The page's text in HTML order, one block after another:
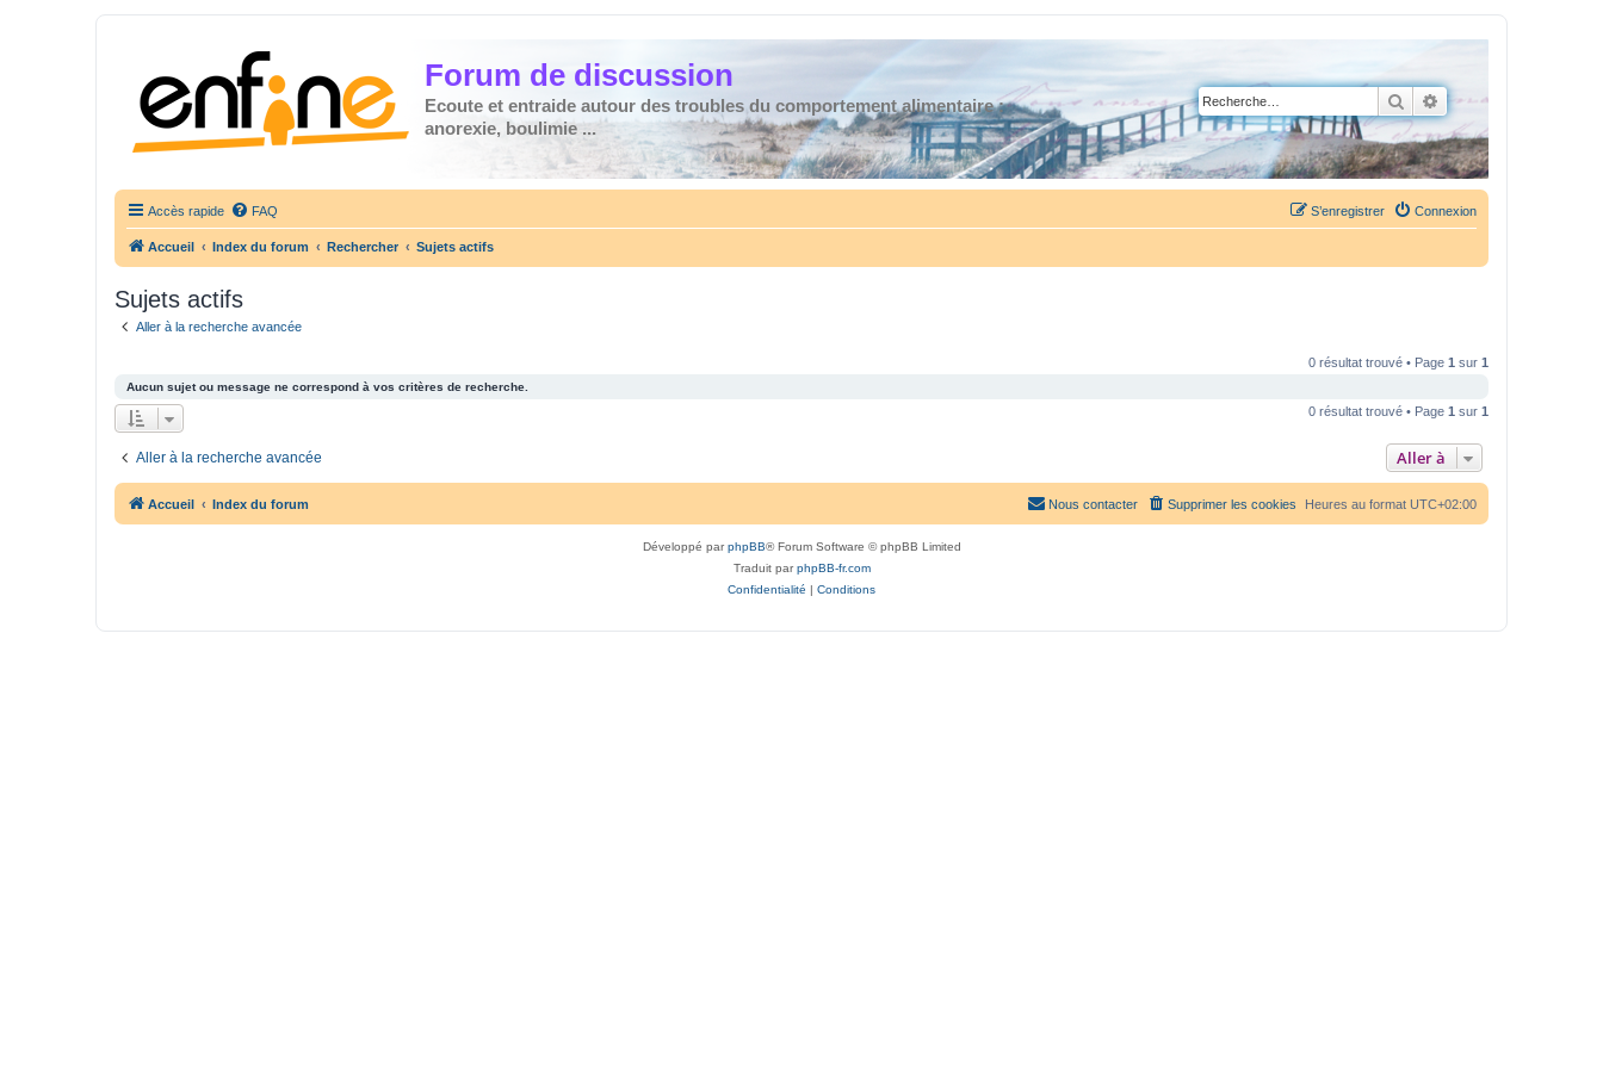
Forum de discussion
Ecoute et entraide autour des troubles du comportement alimentaire :
anorexie, boulimie ...
Rechercher
Recherche avancée
Accès rapide FAQ Connexion
S’enregistrer
Accueil Index du forum Rechercher Sujets actifs
Sujets actifs
Aller à la recherche avancée
0 résultat trouvé • Page 1 sur 1
Aucun sujet ou message ne correspond à vos critères de recherche.
0 résultat trouvé • Page 1 sur 1
Aller à la recherche avancée Aller à
Accueil Index du forum Heures au format UTC+02:00
Supprimer les cookies
Nous contacter
Développé parphpBB® Forum Software © phpBB Limited
Traduit parphpBB-fr.com
Confidentialité | Conditions